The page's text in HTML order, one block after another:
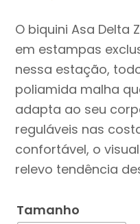
O biquini Asa Delta
em estampas
nessa estação,
poliamida malha
adapta ao seu
reguláveis nas
confortável, o
relevo tendência
Tamanho